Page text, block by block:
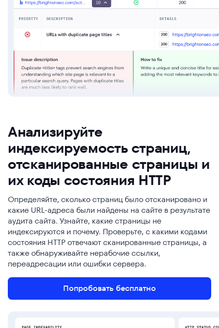
Анализируйте
индексируемость страниц,
отсканированные страницы и
их коды состояния HTTP
Определяйте, сколько страниц было отсканировано и
какие URL-адреса были найдены на сайте в результате
аудита сайта. Узнайте, какие страницы не
индексируются и почему. Проверьте, с какими кодами
состояния HTTP отвечают сканированные страницы, а
также обнаруживайте нерабочие ссылки,
переадресации или ошибки сервера.
Попробовать бесплатно